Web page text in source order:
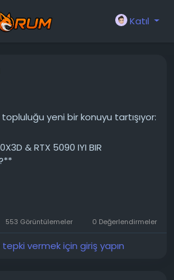
Katıl
yeni bir konuyu tartışıyor:
& RTX 5090 IYI BIR
kendim topladım.
ve çeşitli incelemelerdeki
oluşturdum. Asıl endişem
olup olmadığı veya herhangi bir
gerekmediği. Kasa
553 Görüntülemeler 0 Değerlendirmeler
vermek için giriş yapın